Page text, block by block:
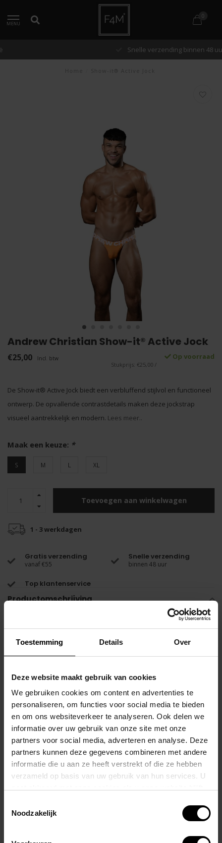
Toestemming Details Over
Deze website maakt gebruik van cookies
We gebruiken cookies om content en advertenties te
personaliseren, om functies voor social media te bieden
en om ons websiteverkeer te analyseren. Ook delen we
informatie over uw gebruik van onze site met onze
partners voor social media, adverteren en analyse. Deze
partners kunnen deze gegevens combineren met andere
informatie die u aan ze heeft verstrekt of die ze hebben
verzameld op basis van uw gebruik van hun services. U
Noodzakelijk
MENU
0
Snelle verzending binnen 48 uur
Andrew Christian Show-it® Active Jock
€25,00 Incl. btw Op voorraad
Stukprijs: €25,00 /
De Show-it® Active Jock biedt een verbluffend stijlvol en functioneel
ontwerp. De opvallende contrastdetails maken deze jockstrap
visueel aantrekkelijk en modern. Lees meer..
Maak een keuze: *
S M L XL
Toevoegen aan winkelwagen
1 - 3 werkdagen
Gratis verzending
vanaf €55
Snelle verzending
binnen 48 uur
Top klantenservice
Productomschrijving
De Show-it® Active Jock biedt een verbluffend stijlvol en functioneel
ontwerp.
De opvallende contrastdetails maken deze jockstrap visueel
Dankzij de innovatieve constructie biedt de jock maximale frontale
lift, waardoor je een toename van maar liefst 3,8 cm kunt ervaren.
Dit zorgt niet alleen voor een betere ondersteuning, maar ook voor
een verbeterd silhouet.
De jockstrap is een stijlvolle update van het klassieke jockkatoen,
wat betekent dat het niet alleen comfortabel is, maar er ook
eigentijds uitziet.
De stof en het ontwerp geven het gevoel dat je bijna niets draagt,